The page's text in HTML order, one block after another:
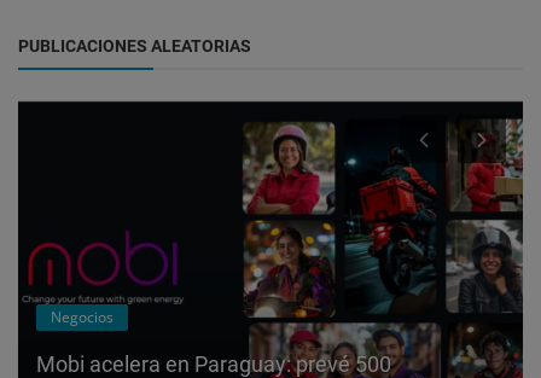
PUBLICACIONES ALEATORIAS
Negocios
Mobi acelera en Paraguay: prevé 500